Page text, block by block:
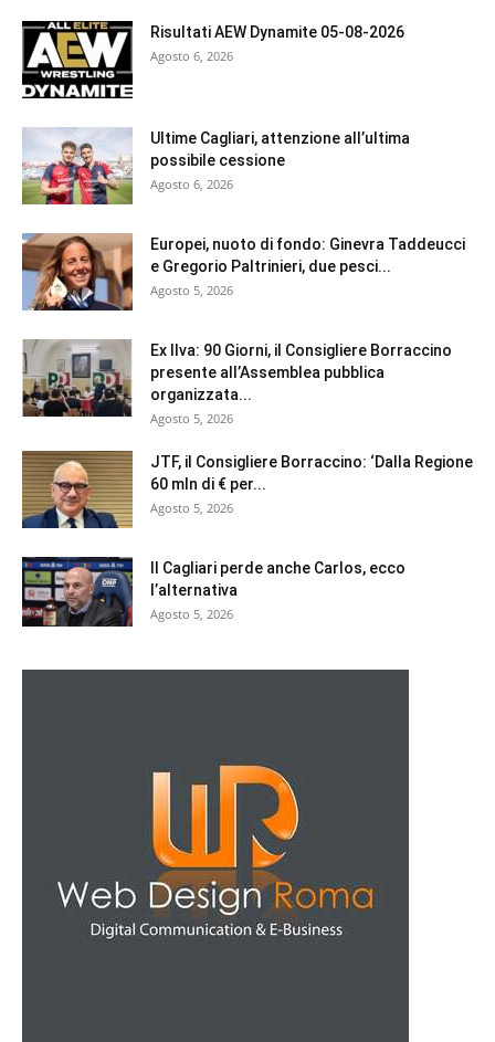
Risultati AEW Dynamite 05-08-2026
Agosto 6, 2026
Ultime Cagliari, attenzione all’ultima
possibile cessione
Agosto 6, 2026
Europei, nuoto di fondo: Ginevra Taddeucci
e Gregorio Paltrinieri, due pesci...
Agosto 5, 2026
Ex Ilva: 90 Giorni, il Consigliere Borraccino
presente all’Assemblea pubblica
organizzata...
Agosto 5, 2026
JTF, il Consigliere Borraccino: ‘Dalla Regione
60 mln di € per...
Agosto 5, 2026
Il Cagliari perde anche Carlos, ecco
l’alternativa
Agosto 5, 2026